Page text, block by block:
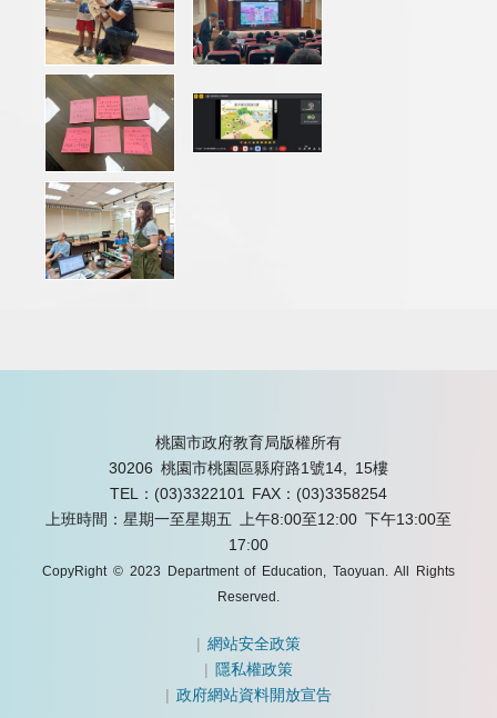
桃園市政府教育局版權所有
30206 桃園市桃園區縣府路1號14, 15樓
TEL：(03)3322101
FAX：(03)3358254
上班時間：星期一至星期五 上午8:00至12:00 下午13:00至
17:00
CopyRight © 2023 Department of Education, Taoyuan. All Rights
Reserved.
|網站安全政策
|隱私權政策
|政府網站資料開放宣告